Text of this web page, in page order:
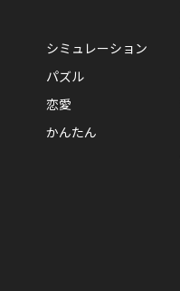
シミュレーション
パズル
恋愛
かんたん